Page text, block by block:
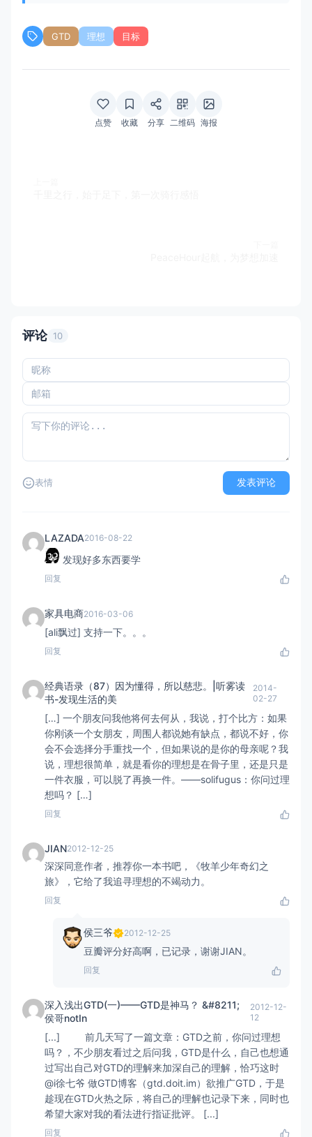
GTD 理想 目标
点赞 收藏 分享 二维码 海报
评论 10
表情 发表评论
LAZADA2016-08-22
发现好多东西要学
回复
家具电商2016-03-06
[ali飘过] 支持一下。。。
回复
经典语录（87）因为懂得，所以慈悲。|听雾读
书-发现生活的美
2014-
02-27
[…] 一个朋友问我他将何去何从，我说，打个比方：如果
你刚谈一个女朋友，周围人都说她有缺点，都说不好，你
会不会选择分手重找一个，但如果说的是你的母亲呢？我
说，理想很简单，就是看你的理想是在骨子里，还是只是
一件衣服，可以脱了再换一件。——solifugus：你问过理
想吗？ […]
回复
JIAN2012-12-25
深深同意作者，推荐你一本书吧，《牧羊少年奇幻之
旅》，它给了我追寻理想的不竭动力。
回复
侯三爷 2012-12-25
豆瓣评分好高啊，已记录，谢谢JIAN。
回复
深入浅出GTD(一)——GTD是神马？ &#8211;
侯哥notIn
2012-12-
12
[...] 前几天写了一篇文章：GTD之前，你问过理想
吗？，不少朋友看过之后问我，GTD是什么，自己也想通
过写出自己对GTD的理解来加深自己的理解，恰巧这时
@i徐七爷 做GTD博客（gtd.doit.im）欲推广GTD，于是
趁现在GTD火热之际，将自己的理解也记录下来，同时也
希望大家对我的看法进行指证批评。 [...]
回复